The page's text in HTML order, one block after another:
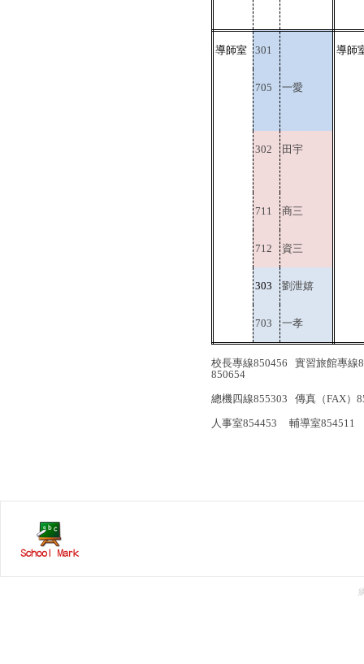
導師室 301 導師
705 一愛
302 田宇
711 商三
712 資三
303 劉泄嬉
703 一孝
校長專線850456 實習旅館專線
850654
總機四線855303 傳真（FAX）
人事室854453 輔導室